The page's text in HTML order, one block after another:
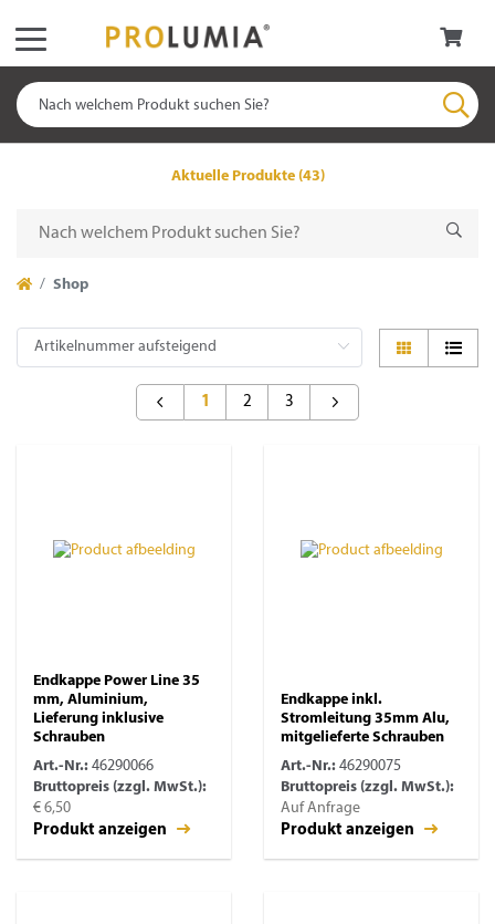
Aktuelle Produkte (43)
Shop
1 2 3
Endkappe Power Line 35
mm, Aluminium,
Lieferung inklusive
Schrauben
Art.-Nr.: 46290066
Bruttopreis (zzgl. MwSt.):
€ 6,50
Produkt anzeigen
Endkappe inkl.
Stromleitung 35mm Alu,
mitgelieferte Schrauben
Art.-Nr.: 46290075
Bruttopreis (zzgl. MwSt.):
Auf Anfrage
Produkt anzeigen